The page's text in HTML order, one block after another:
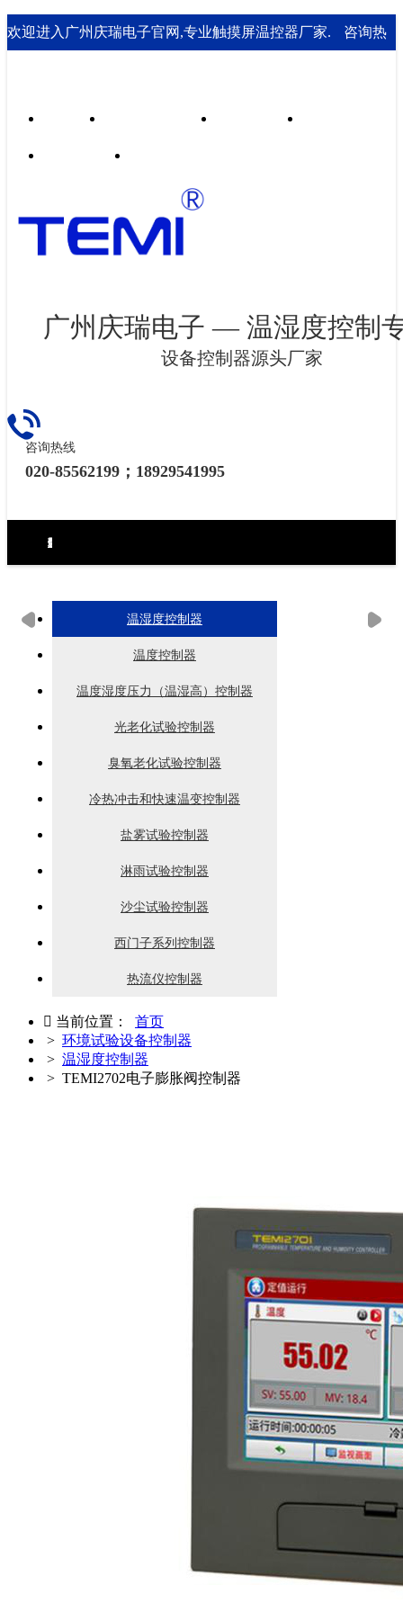
欢迎进入广州庆瑞电子官网,专业触摸屏温控器厂家. 咨询热
广州庆瑞电子 — 温湿度控制
设备控制器源头厂家
咨询热线
020-85562199；18929541995
环境试验设备控制器
力学试验设备控制器
热泵（冷水机）控制器
食品烘焙设备控制器
工业烘烤设备控制器
生化药品类控制器
无纸记录仪
电房环境控制器
温湿度控制器
温度控制器
温度湿度压力（温湿高）控制器
光老化试验控制器
臭氧老化试验控制器
冷热冲击和快速温变控制器
盐雾试验控制器
淋雨试验控制器
沙尘试验控制器
西门子系列控制器
热流仪控制器
 当前位置： 首页
> 环境试验设备控制器
> 温湿度控制器
> TEMI2702电子膨胀阀控制器